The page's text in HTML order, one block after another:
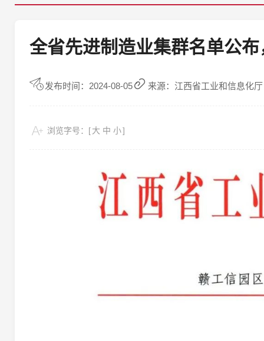
全省先进制造业集群名单公
发布时间：2024-08-05 来源：江西省工业和信息化厅
浏览字号：[大 中 小]